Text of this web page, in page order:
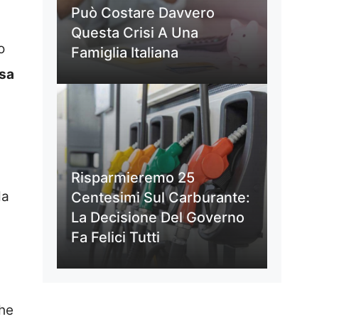
Può Costare Davvero
Questa Crisi A Una
Famiglia Italiana
Risparmieremo 25
Centesimi Sul Carburante:
La Decisione Del Governo
Fa Felici Tutti